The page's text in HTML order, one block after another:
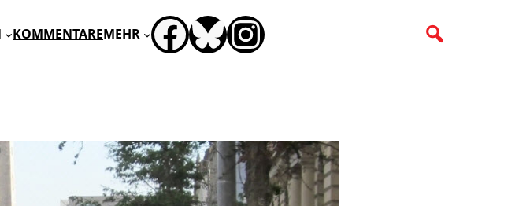
KOMMENTARE MEHR FACEBOOK
BLUESKYINSTAGRAM